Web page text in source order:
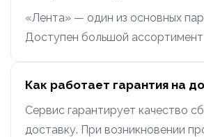
«Лента» — один из основных
Доступен большой
Как работает гарантия на
Сервис гарантирует качество
доставку. При возникновении